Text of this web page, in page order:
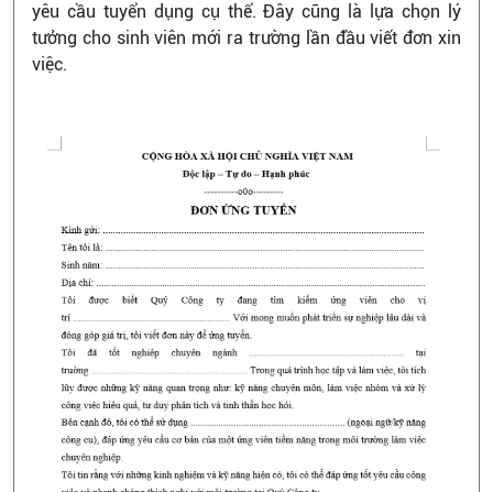
yêu cầu tuyển dụng cụ thể. Đây cũng là lựa chọn lý
tưởng cho sinh viên mới ra trường lần đầu viết đơn xin
việc.